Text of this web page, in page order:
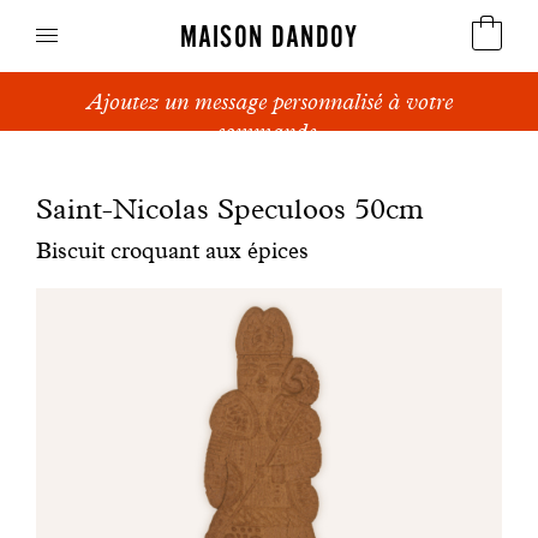
MAISON DANDOY
Speculoos
Pains sucrés
Gâteaux
Friandises
Gaufres
Cadeaux d'affaires
Ajoutez un message personnalisé à votre
commande.
Saint-Nicolas Speculoos 50cm
Biscuit croquant aux épices